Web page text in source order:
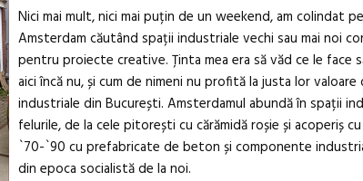
Nici mai mult, nici mai puțin de un weekend, am colindat
Amsterdam căutând spații industriale vechi sau mai noi
pentru proiecte creative. Ținta mea era să văd ce le face
aici încă nu, și cum de nimeni nu profită la justa lor valoare
industriale din București. Amsterdamul abundă în spații
felurile, de la cele pitorești cu cărămidă roșie și acoperiș
`70-`90 cu prefabricate de beton și componente
din epoca socialistă de la noi.